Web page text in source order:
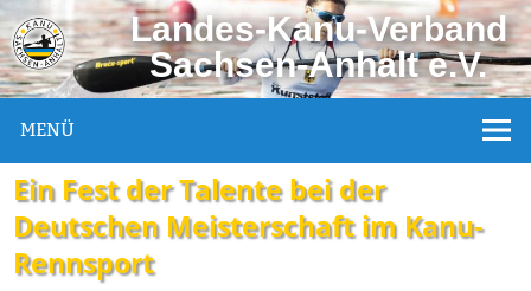
Landes-Kanu-Verband
Sachsen-Anhalt e.V.
MENÜ
Ein Fest der Talente bei der
Deutschen Meisterschaft im Kanu-
Rennsport